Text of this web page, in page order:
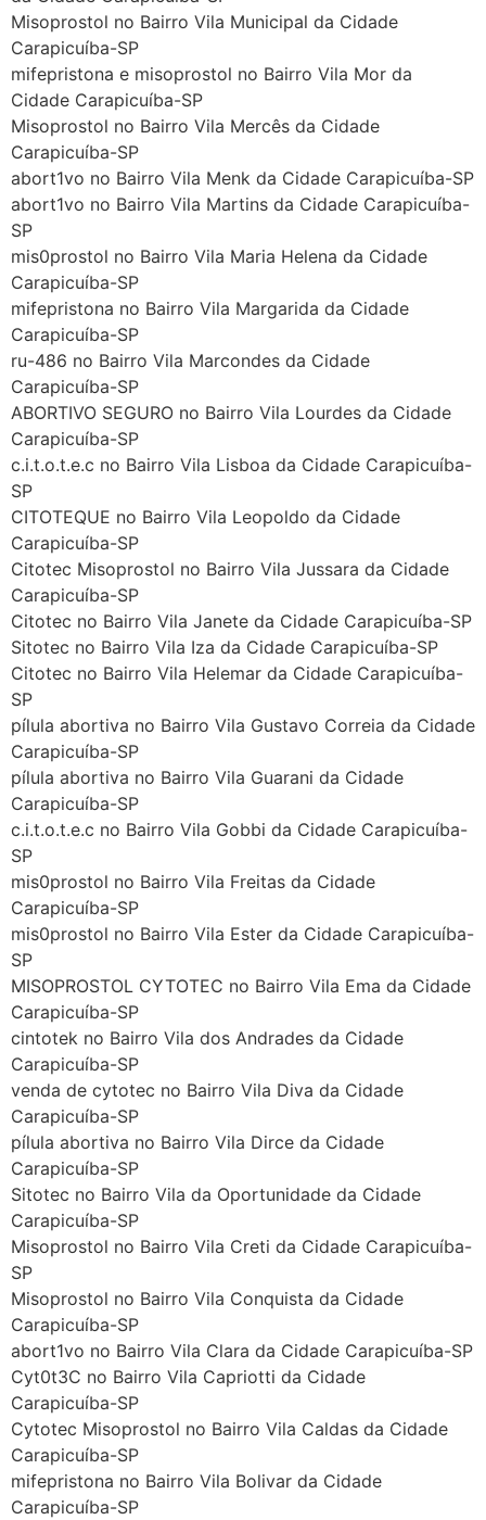
Misoprostol no Bairro Vila Municipal da Cidade
Carapicuíba-SP
mifepristona e misoprostol no Bairro Vila Mor da
Cidade Carapicuíba-SP
Misoprostol no Bairro Vila Mercês da Cidade
Carapicuíba-SP
abort1vo no Bairro Vila Menk da Cidade Carapicuíba-SP
abort1vo no Bairro Vila Martins da Cidade Carapicuíba-
SP
mis0prostol no Bairro Vila Maria Helena da Cidade
Carapicuíba-SP
mifepristona no Bairro Vila Margarida da Cidade
Carapicuíba-SP
ru-486 no Bairro Vila Marcondes da Cidade
Carapicuíba-SP
ABORTIVO SEGURO no Bairro Vila Lourdes da Cidade
Carapicuíba-SP
c.i.t.o.t.e.c no Bairro Vila Lisboa da Cidade Carapicuíba-
SP
CITOTEQUE no Bairro Vila Leopoldo da Cidade
Carapicuíba-SP
Citotec Misoprostol no Bairro Vila Jussara da Cidade
Carapicuíba-SP
Citotec no Bairro Vila Janete da Cidade Carapicuíba-SP
Sitotec no Bairro Vila Iza da Cidade Carapicuíba-SP
Citotec no Bairro Vila Helemar da Cidade Carapicuíba-
SP
pílula abortiva no Bairro Vila Gustavo Correia da Cidade
Carapicuíba-SP
pílula abortiva no Bairro Vila Guarani da Cidade
Carapicuíba-SP
c.i.t.o.t.e.c no Bairro Vila Gobbi da Cidade Carapicuíba-
SP
mis0prostol no Bairro Vila Freitas da Cidade
Carapicuíba-SP
mis0prostol no Bairro Vila Ester da Cidade Carapicuíba-
SP
MISOPROSTOL CYTOTEC no Bairro Vila Ema da Cidade
Carapicuíba-SP
cintotek no Bairro Vila dos Andrades da Cidade
Carapicuíba-SP
venda de cytotec no Bairro Vila Diva da Cidade
Carapicuíba-SP
pílula abortiva no Bairro Vila Dirce da Cidade
Carapicuíba-SP
Sitotec no Bairro Vila da Oportunidade da Cidade
Carapicuíba-SP
Misoprostol no Bairro Vila Creti da Cidade Carapicuíba-
SP
Misoprostol no Bairro Vila Conquista da Cidade
Carapicuíba-SP
abort1vo no Bairro Vila Clara da Cidade Carapicuíba-SP
Cyt0t3C no Bairro Vila Capriotti da Cidade
Carapicuíba-SP
Cytotec Misoprostol no Bairro Vila Caldas da Cidade
Carapicuíba-SP
mifepristona no Bairro Vila Bolivar da Cidade
Carapicuíba-SP